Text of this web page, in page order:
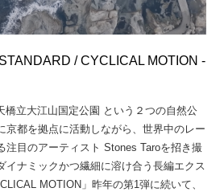
/ CYCLICAL MOTION -
橋立大江山国定公園 という２つの自然公
京都を拠点に活動しながら、世界中のレー
注目のアーティスト Stones Taroを招き撮
イナミックかつ繊細に溶け合う長編エクス
MOTION」昨年の第1弾に続いて、